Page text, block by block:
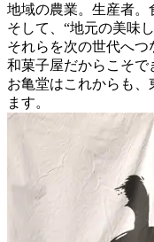
地域の農業。生産者。
そして、“地元の美味し
それらを次の世代へつ
和菓子屋だからこそで
お亀堂はこれからも、
ます。